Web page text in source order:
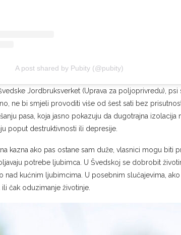
A post shared by Pubity (@pubity)
Jordbruksverket (Uprava za poljoprivredu),
ne bi smjeli provoditi više od šest sati bez
pasa, koja jasno pokazuju da dugotrajna
poput destruktivnosti ili depresije.
kazna ako pas ostane sam duže, vlasnici mogu biti
potrebe ljubimca. U Švedskoj se dobrobit
nad kućnim ljubimcima. U posebnim slučajevima,
čak oduzimanje životinje.